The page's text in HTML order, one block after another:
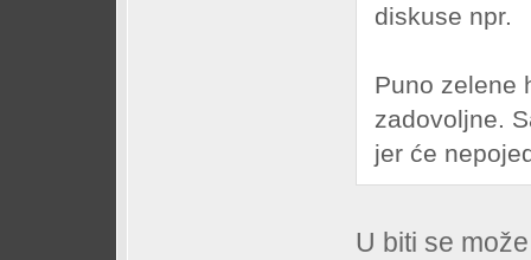
diskuse npr.
Puno zelene
zadovoljne.
jer će
U biti se